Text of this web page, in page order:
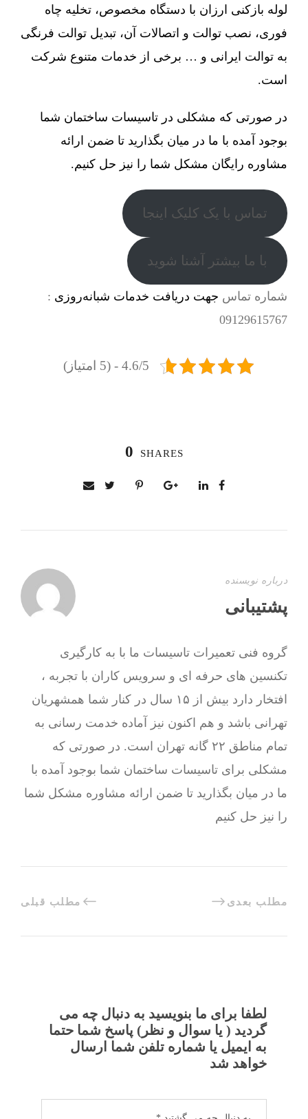
لوله بازکنی ارزان با دستگاه مخصوص، تخلیه چاه
فوری، نصب توالت و اتصالات آن، تبدیل توالت فرنگی
به توالت ایرانی و … برخی از خدمات متنوع شرکت
است.
در صورتی که مشکلی در تاسیسات ساختمان شما
بوجود آمده با ما در میان بگذارید تا ضمن ارائه
مشاوره رایگان مشکل شما را نیز حل کنیم.
تماس با یک کلیک اینجا
با ما بیشتر آشنا شوید
شماره تماس جهت دریافت خدمات شبانه‌روزی :
09129615767
4.6/5 - (5 امتیاز)
0 SHARES
درباره نویسنده
پشتیبانی
گروه فنی تعمیرات تاسیسات ما با به‌ کارگیری
تکنسین های حرفه ای و سرویس کاران با تجربه ،
افتخار دارد بیش از ۱۵ سال در کنار شما همشهریان
تهرانی باشد و هم اکنون نیز آماده خدمت رسانی به
تمام مناطق ۲۲ گانه تهران است. در صورتی که
مشکلی برای تاسیسات ساختمان شما بوجود آمده با
ما در میان بگذارید تا ضمن ارائه مشاوره مشکل شما
را نیز حل کنیم
مطلب قبلی مطلب بعدی
لطفا برای ما بنویسید به دنبال چه می
گردید ( یا سوال و نظر) پاسخ شما حتما
به ایمیل یا شماره تلفن شما ارسال
خواهد شد